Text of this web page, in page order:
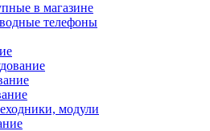
в магазине
телефоны
модули